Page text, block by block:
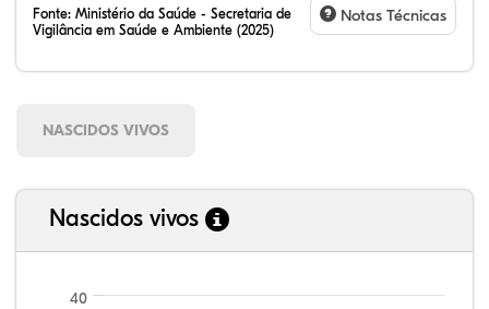
Fonte: Ministério da Saúde - Secretaria de
Vigilância em Saúde e Ambiente (2025)
Notas Técnicas
NASCIDOS VIVOS
Nascidos vivos
40